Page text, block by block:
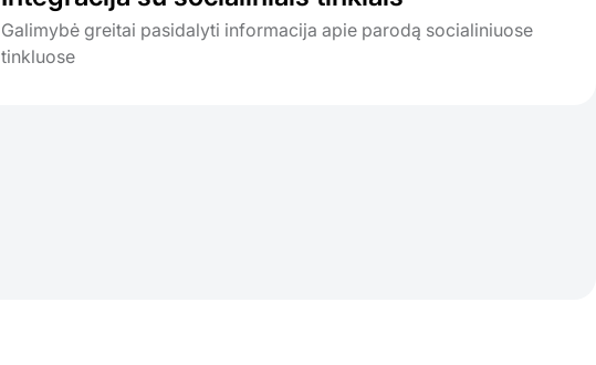
Galimybė greitai pasidalyti informacija apie parodą socialiniuose
tinkluose